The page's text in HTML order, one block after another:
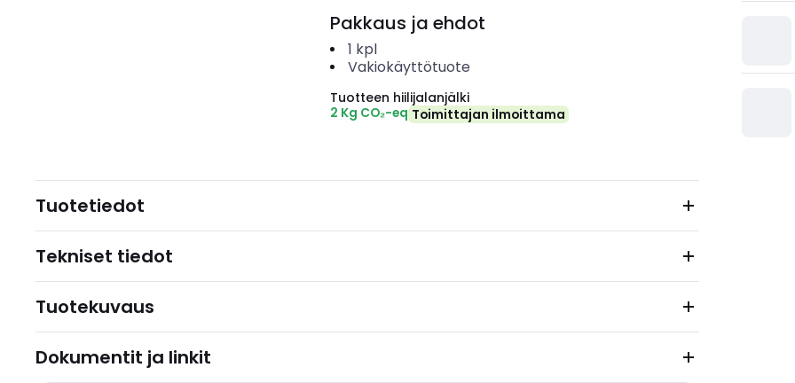
Pakkaus ja ehdot
1 kpl
Vakiokäyttötuote
Tuotteen hiilijalanjälki
2 Kg CO₂-eq Toimittajan ilmoittama
Tuotetiedot
Tekniset tiedot
Tuotekuvaus
Dokumentit ja linkit